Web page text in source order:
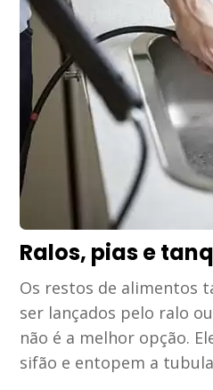
Ralos, pias e
Os restos de alimentos
ser lançados pelo ralo
não é a melhor opção.
sifão e entopem a